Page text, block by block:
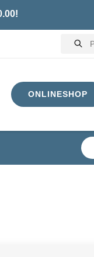
Products
search
ONLINESHOP